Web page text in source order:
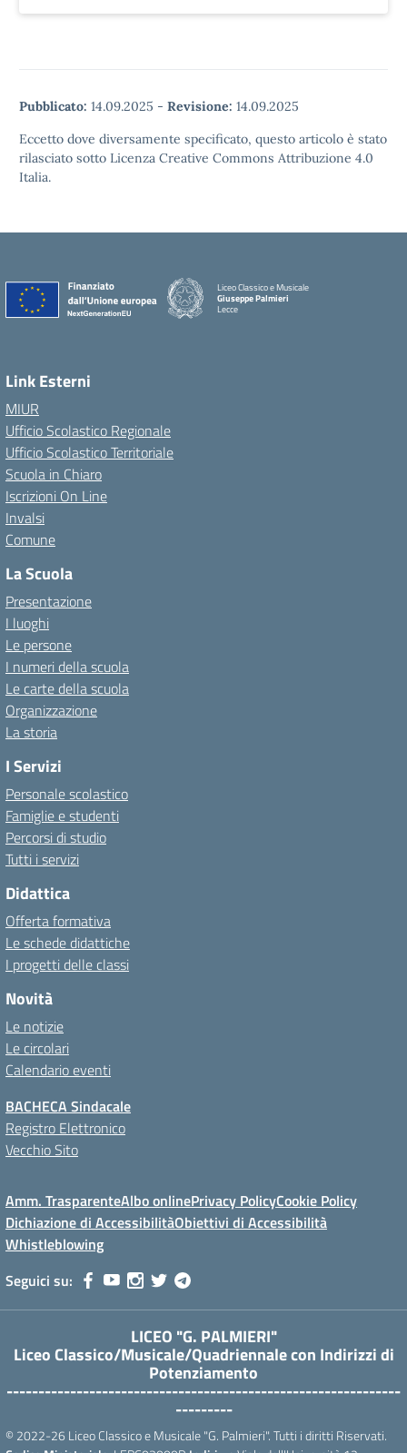
Pubblicato: 14.09.2025 - Revisione: 14.09.2025
Eccetto dove diversamente specificato, questo articolo è stato
rilasciato sotto Licenza Creative Commons Attribuzione 4.0
Italia.
Liceo Classico e Musicale
Giuseppe Palmieri
Lecce
Link Esterni
MIUR
Ufficio Scolastico Regionale
Ufficio Scolastico Territoriale
Scuola in Chiaro
Iscrizioni On Line
Invalsi
Comune
La Scuola
Presentazione
I luoghi
Le persone
I numeri della scuola
Le carte della scuola
Organizzazione
La storia
I Servizi
Personale scolastico
Famiglie e studenti
Percorsi di studio
Tutti i servizi
Didattica
Offerta formativa
Le schede didattiche
I progetti delle classi
Novità
Le notizie
Le circolari
Calendario eventi
BACHECA Sindacale
Registro Elettronico
Vecchio Sito
Amm. TrasparenteAlbo onlinePrivacy PolicyCookie Policy
Dichiazione di AccessibilitàObiettivi di Accessibilità
Whistleblowing
Seguici su:
LICEO "G. PALMIERI"
Liceo Classico/Musicale/Quadriennale con Indirizzi di
Potenziamento
--------------------------------------------------------------
---------
© 2022-26 Liceo Classico e Musicale "G. Palmieri". Tutti i diritti Riservati.